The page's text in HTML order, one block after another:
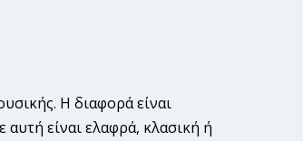
Η διαφορά είναι
είναι ελαφρά, κλασική ή